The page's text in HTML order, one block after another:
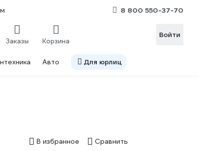
8 800 550-37-70
Заказы Корзина
Войти
Авто Для юрлиц
В избранное Сравнить